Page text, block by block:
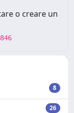
o creare un
8
26